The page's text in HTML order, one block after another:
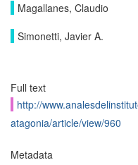
Magallanes, Claudio
Simonetti, Javier A.
Full text
http://
atagonia/article/view/960
Metadata